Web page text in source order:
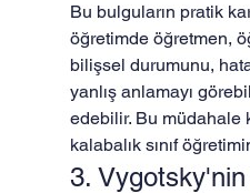
Bu bulguların pratik
öğretimde öğretmen,
bilişsel durumunu,
yanlış anlamayı
edebilir. Bu müdahale
kalabalık sınıf
3. Vygotsky'nin